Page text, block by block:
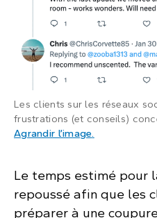
Les clients sur les réseaux
frustrations (et conseils)
Agrandir l’image.
Le temps estimé pour
repoussé afin que les
préparer à une